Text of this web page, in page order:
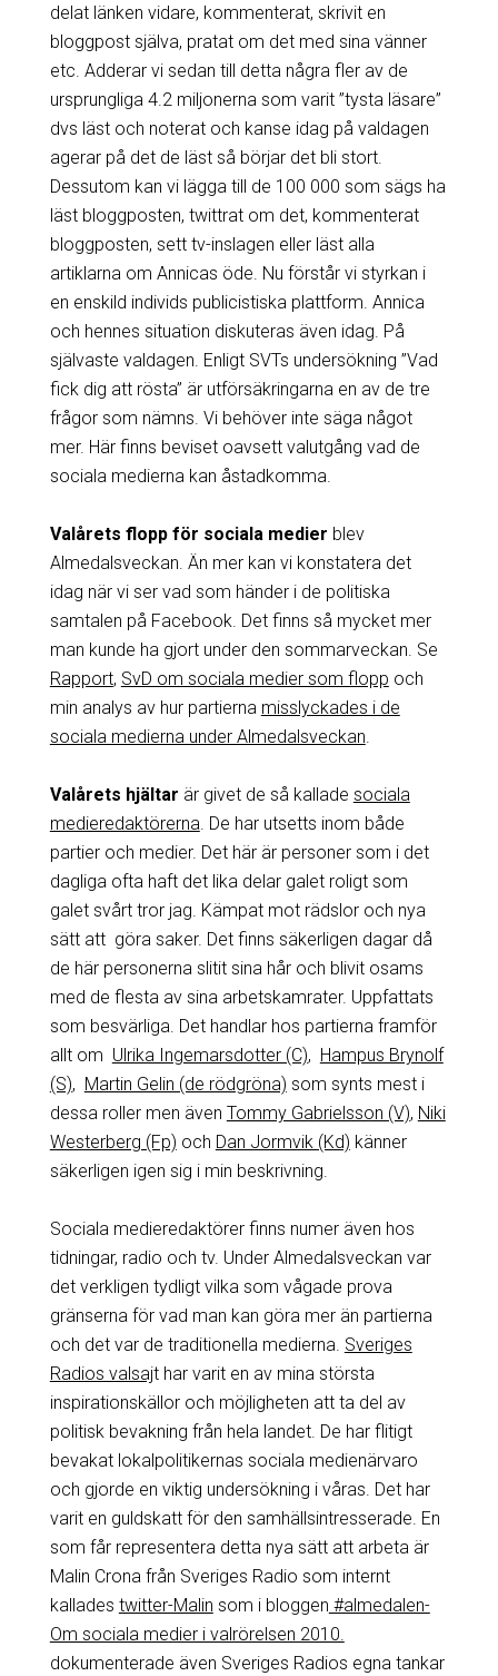
delat länken vidare, kommenterat, skrivit en
bloggpost själva, pratat om det med sina vänner
etc. Adderar vi sedan till detta några fler av de
ursprungliga 4.2 miljonerna som varit ”tysta läsare”
dvs läst och noterat och kanse idag på valdagen
agerar på det de läst så börjar det bli stort.
Dessutom kan vi lägga till de 100 000 som sägs ha
läst bloggposten, twittrat om det, kommenterat
bloggposten, sett tv-inslagen eller läst alla
artiklarna om Annicas öde. Nu förstår vi styrkan i
en enskild individs publicistiska plattform. Annica
och hennes situation diskuteras även idag. På
självaste valdagen. Enligt SVTs undersökning ”Vad
fick dig att rösta” är utförsäkringarna en av de tre
frågor som nämns. Vi behöver inte säga något
mer. Här finns beviset oavsett valutgång vad de
sociala medierna kan åstadkomma.
Valårets flopp för sociala medier blev
Almedalsveckan. Än mer kan vi konstatera det
idag när vi ser vad som händer i de politiska
samtalen på Facebook. Det finns så mycket mer
man kunde ha gjort under den sommarveckan. Se
Rapport, SvD om sociala medier som flopp och
min analys av hur partierna misslyckades i de
sociala medierna under Almedalsveckan
Valårets hjältar är givet de så kallade sociala
medieredaktörerna . De har utsetts inom både
partier och medier. Det här är personer som i det
dagliga ofta haft det lika delar galet roligt som
galet svårt tror jag. Kämpat mot rädslor och nya
sätt att göra saker. Det finns säkerligen dagar då
de här personerna slitit sina hår och blivit osams
med de flesta av sina arbetskamrater. Uppfattats
som besvärliga. Det handlar hos partierna framför
allt om Ulrika Ingemarsdotter (C), Hampus Brynolf
(S), Martin Gelin (de rödgröna) som synts mest i
dessa roller men även Tommy Gabrielsson (V), Niki
Westerberg (Fp) och Dan Jormvik (Kd) känner
säkerligen igen sig i min beskrivning.
Sociala medieredaktörer finns numer även hos
tidningar, radio och tv. Under Almedalsveckan var
det verkligen tydligt vilka som vågade prova
gränserna för vad man kan göra mer än partierna
och det var de traditionella medierna. Sveriges
Radios valsajt har varit en av mina största
inspirationskällor och möjligheten att ta del av
politisk bevakning från hela landet. De har flitigt
bevakat lokalpolitikernas sociala medienärvaro
och gjorde en viktig undersökning i våras. Det har
varit en guldskatt för den samhällsintresserade. En
som får representera detta nya sätt att arbeta är
Malin Crona från Sveriges Radio som internt
kallades twitter-Malin som i bloggen #almedalen-
Om sociala medier i valrörelsen 2010.
dokumenterade även Sveriges Radios egna tankar